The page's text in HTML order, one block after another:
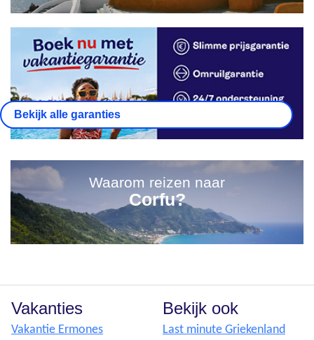
Bekijk alle garanties
Waarom reizen naar
Corfu?
Vakanties
Vakantie Ermones
Bekijk ook
Last minute Griekenland